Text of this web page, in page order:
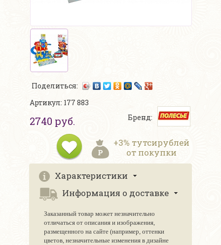
Поделиться:
Артикул: 177 883
2740 руб. Бренд:
+3% тутсирублей
от покупки
Характеристики
Информация о доставке
Заказанный товар может незначительно
отличаться от описания и изображения,
размещенного на сайте (например, оттенки
цветов, незначительные изменения в дизайне